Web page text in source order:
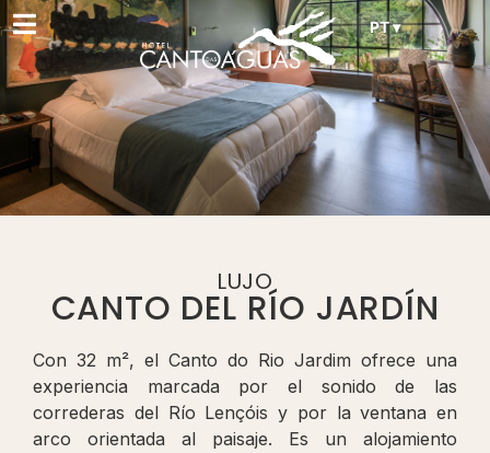
PT ▾
LUJO
CANTO DEL RÍO JARDÍN
Con 32 m², el Canto do Rio Jardim ofrece una
experiencia marcada por el sonido de las
correderas del Río Lençóis y por la ventana en
arco orientada al paisaje. Es un alojamiento